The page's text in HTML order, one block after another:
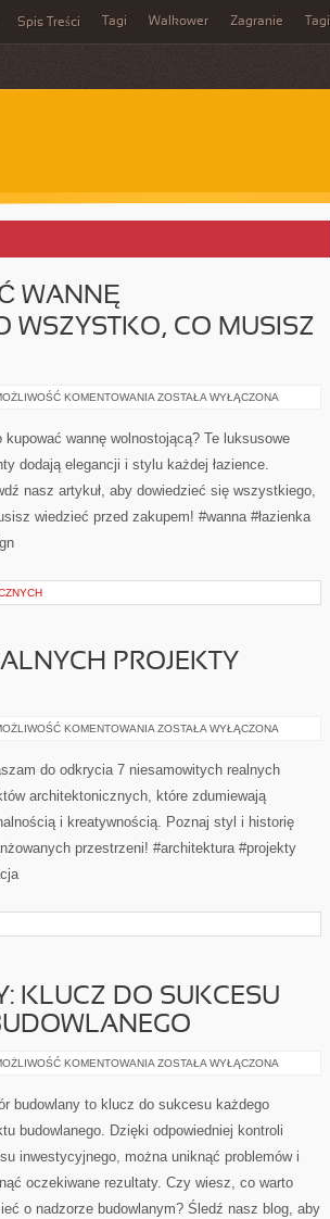
Spis Treści Tagi Walkower Zagranie Tagi
WANNĘ
WSZYSTKO, CO MUSISZ
KOMENTOWANIA CZY
WANNĘ
WOLNOSTOJĄCĄ?
WSZYSTKO,
MUSISZ
ZOSTAŁA WYŁĄCZONA
kupować wannę wolnostojącą? Te luksusowe
dodają elegancji i stylu każdej łazience.
nasz artykuł, aby dowiedzieć się wszystkiego,
wiedzieć przed zakupem! #wanna #łazienka
PROJEKTY
KOMENTOWANIA 7
PROJEKTY
ARCHITEKTONICZNE
ZOSTAŁA WYŁĄCZONA
do odkrycia 7 niesamowitych realnych
architektonicznych, które zdumiewają
i kreatywnością. Poznaj styl i historię
przestrzeni! #architektura #projekty
KLUCZ DO SUKCESU
KOMENTOWANIA NADZÓR
SUKCESU
PROJEKTU
ZOSTAŁA WYŁĄCZONA
budowlany to klucz do sukcesu każdego
budowlanego. Dzięki odpowiedniej kontroli
inwestycyjnego, można uniknąć problemów i
oczekiwane rezultaty. Czy wiesz, co warto
o nadzorze budowlanym? Śledź nasz blog, aby